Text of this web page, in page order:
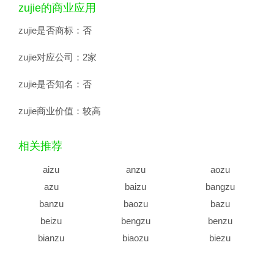
zujie的商业应用
zujie是否商标： 否
zujie对应公司： 2家
zujie是否知名： 否
zujie商业价值： 较高
相关推荐
aizu anzu
aozu
azu
baizu
bangzu
banzu
baozu
bazu
beizu
bengzu
benzu
bianzu
biaozu
biezu